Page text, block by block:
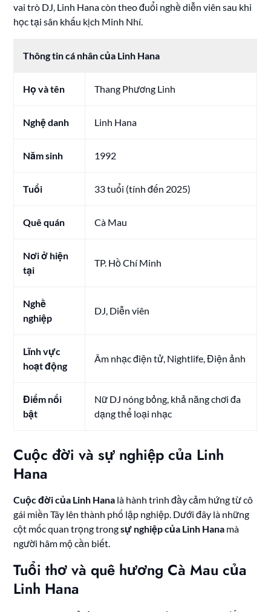
vai trò DJ, Linh Hana còn theo đuổi nghề diễn viên sau khi
học tại sân khấu kịch Minh Nhí.
Thông tin cá nhân của Linh Hana
Họ và tên Thang Phương Linh
Nghệ danh Linh Hana
Năm sinh 1992
Tuổi 33 tuổi (tính đến 2025)
Quê quán Cà Mau
Nơi ở hiện
tại
TP. Hồ Chí Minh
Nghề
nghiệp
DJ, Diễn viên
Lĩnh vực
hoạt động
Âm nhạc điện tử, Nightlife, Điện ảnh
Điểm nổi
bật
Nữ DJ nóng bỏng, khả năng chơi đa
dạng thể loại nhạc
Cuộc đời và sự nghiệp của Linh
Hana
Cuộc đời của Linh Hana là hành trình đầy cảm hứng từ cô
gái miền Tây lên thành phố lập nghiệp. Dưới đây là những
cột mốc quan trọng trongsự nghiệp của Linh Hana mà
người hâm mộ cần biết.
Tuổi thơ và quê hương Cà Mau của
Linh Hana